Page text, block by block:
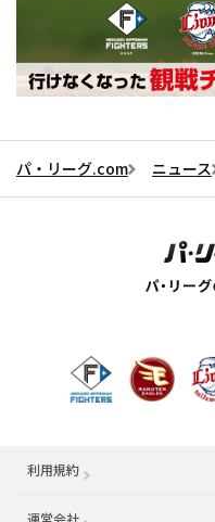
パ・リーグ.com ニュース
利用規約
運営会社 （別ウィンドウで開く）